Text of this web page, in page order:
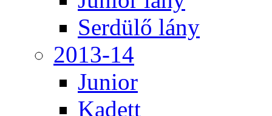
Serdülő lány
2013-14
Junior
Kadett